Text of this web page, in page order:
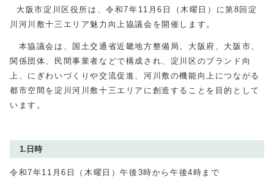
大阪市淀川区役所は、令和7年11月6日（木曜日）に第8回淀
川河川敷十三エリア魅力向上協議会を開催します。
本協議会は、国土交通省近畿地方整備局、大阪府、大阪市、
関係団体、民間事業者などで構成され、淀川区のブランド向
上、にぎわいづくりや交流促進、河川敷の機能向上につながる
都市空間を淀川河川敷十三エリアに創造することを目的として
います。
1.日時
令和7年11月6日（木曜日）午後3時から午後4時まで